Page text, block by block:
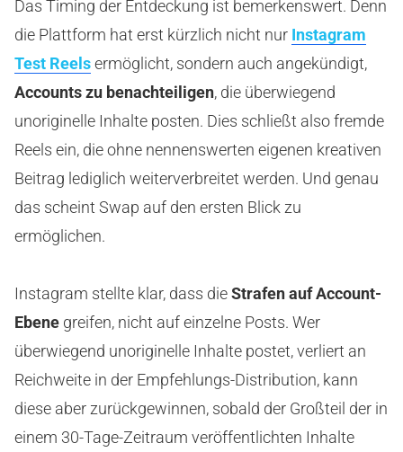
Das Timing der Entdeckung ist bemerkenswert. Denn
die Plattform hat erst kürzlich nicht nur Instagram
Test Reelsermöglicht, sondern auch angekündigt,
Accounts zu benachteiligen, die überwiegend
unoriginelle Inhalte posten. Dies schließt also fremde
Reels ein, die ohne nennenswerten eigenen kreativen
Beitrag lediglich weiterverbreitet werden. Und genau
das scheint Swap auf den ersten Blick zu
ermöglichen.
Instagram stellte klar, dass dieStrafen auf Account-
Ebene greifen, nicht auf einzelne Posts. Wer
überwiegend unoriginelle Inhalte postet, verliert an
Reichweite in der Empfehlungs-Distribution, kann
diese aber zurückgewinnen, sobald der Großteil der in
einem 30-Tage-Zeitraum veröffentlichten Inhalte